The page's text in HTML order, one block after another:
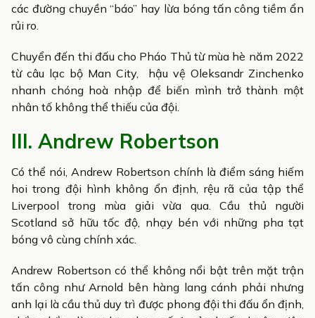
các đường chuyền “báo” hay lừa bóng tấn công tiềm ẩn
rủi ro.
Chuyển đến thi đấu cho Pháo Thủ từ mùa hè năm 2022
từ câu lạc bộ Man City, hậu vệ Oleksandr Zinchenko
nhanh chóng hoà nhập để biến mình trở thành một
nhân tố không thể thiếu của đội.
III. Andrew Robertson
Có thể nói, Andrew Robertson chính là điểm sáng hiếm
hoi trong đội hình không ổn định, rệu rã của tập thể
Liverpool trong mùa giải vừa qua. Cầu thủ người
Scotland sở hữu tốc độ, nhạy bén với những pha tạt
bóng vô cùng chính xác.
Andrew Robertson có thể không nổi bật trên mặt trận
tấn công như Arnold bên hàng lang cánh phải nhưng
anh lại là cầu thủ duy trì được phong đội thi đấu ổn định,